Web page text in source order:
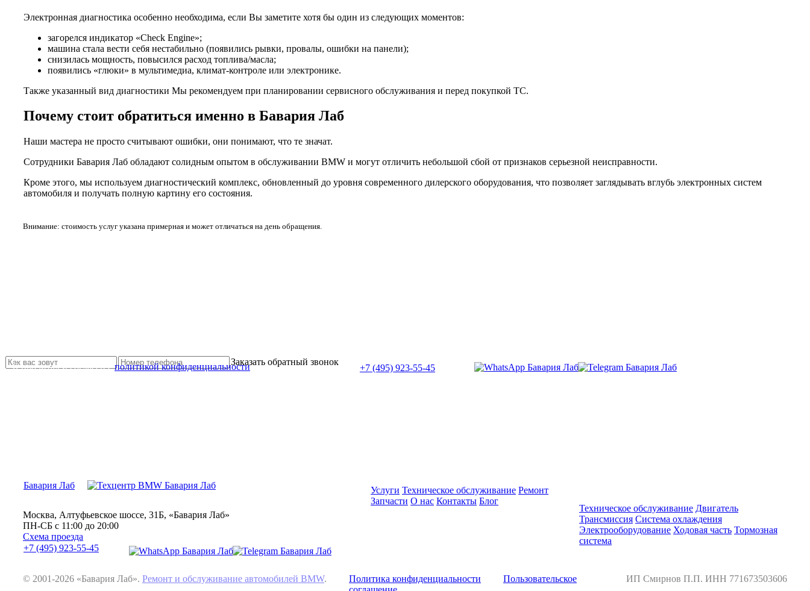
Электронная диагностика особенно необходима, если Вы заметите хотя бы один из следующих моментов:
загорелся индикатор «Check Engine»;
машина стала вести себя нестабильно (появились рывки, провалы, ошибки на панели);
снизилась мощность, повысился расход топлива/масла;
появились «глюки» в мультимедиа, климат-контроле или электронике.
Также указанный вид диагностики Мы рекомендуем при планировании сервисного обслуживания и перед покупкой ТС.
Почему стоит обратиться именно в Бавария Лаб
Наши мастера не просто считывают ошибки, они понимают, что те значат.
Сотрудники Бавария Лаб обладают солидным опытом в обслуживании BMW и могут отличить небольшой сбой от признаков серьезной неисправности.
Кроме этого, мы используем диагностический комплекс, обновленный до уровня современного дилерского оборудования, что позволяет заглядывать вглубь электронных систем
автомобиля и получать полную картину его состояния.
Внимание: стоимость услуг указана примерная и может отличаться на день обращения.
Заказать обратный звонок
Я прочитал и согласен сполитикой конфиденциальности
+7 (495) 923-55-45
Бавария Лаб
Москва, Алтуфьевское шоссе, 31Б, «Бавария Лаб»
ПН-СБ с 11:00 до 20:00
Схема проезда
+7 (495) 923-55-45
Услуги Техническое обслуживание Ремонт
Запчасти О нас Контакты Блог
Техническое обслуживание Двигатель
Трансмиссия Система охлаждения
Электрооборудование Ходовая часть Тормозная
система
© 2001-2026 «Бавария Лаб». Ремонт и обслуживание автомобилей BMW. Политика конфиденциальности
Пользовательское
ИП Смирнов П.П. ИНН 771673503606